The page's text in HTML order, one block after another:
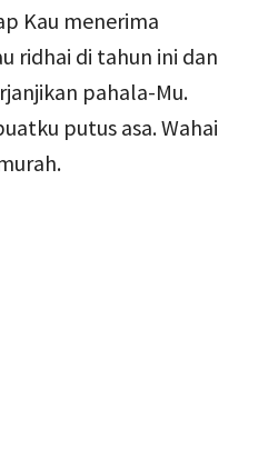
Kau menerima
ridhai di tahun ini dan
pahala-Mu.
putus asa. Wahai